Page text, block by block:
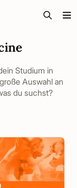
Studium in
Auswahl an
du suchst?